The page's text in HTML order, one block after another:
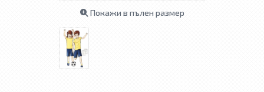
Покажи в пълен размер